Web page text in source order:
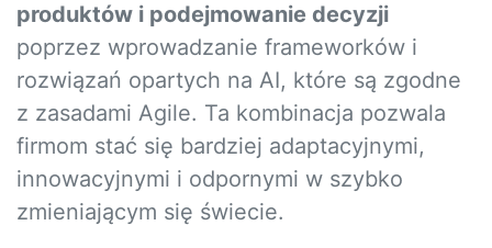
produktów i podejmowanie decyzji
poprzez wprowadzanie frameworków i
rozwiązań opartych na AI, które są zgodne
z zasadami Agile. Ta kombinacja pozwala
firmom stać się bardziej adaptacyjnymi,
innowacyjnymi i odpornymi w szybko
zmieniającym się świecie.